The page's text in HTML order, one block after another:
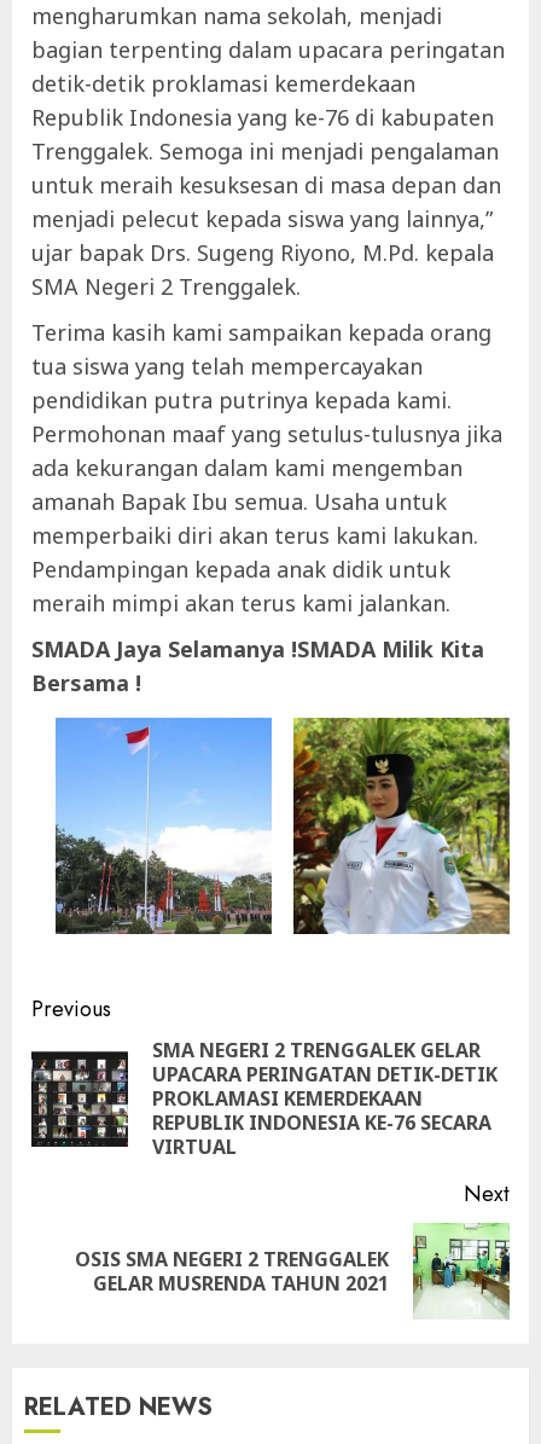
mengharumkan nama sekolah, menjadi
bagian terpenting dalam upacara peringatan
detik-detik proklamasi kemerdekaan
Republik Indonesia yang ke-76 di kabupaten
Trenggalek. Semoga ini menjadi pengalaman
untuk meraih kesuksesan di masa depan dan
menjadi pelecut kepada siswa yang lainnya,”
ujar bapak Drs. Sugeng Riyono, M.Pd. kepala
SMA Negeri 2 Trenggalek.
Terima kasih kami sampaikan kepada orang
tua siswa yang telah mempercayakan
pendidikan putra putrinya kepada kami.
Permohonan maaf yang setulus-tulusnya jika
ada kekurangan dalam kami mengemban
amanah Bapak Ibu semua. Usaha untuk
memperbaiki diri akan terus kami lakukan.
Pendampingan kepada anak didik untuk
meraih mimpi akan terus kami jalankan.
SMADA Jaya Selamanya !SMADA Milik Kita
Bersama !
Continue
Reading
Previous
SMA NEGERI 2 TRENGGALEK GELAR
UPACARA PERINGATAN DETIK-DETIK
PROKLAMASI KEMERDEKAAN
REPUBLIK INDONESIA KE-76 SECARA
VIRTUAL
Next
NextOSIS SMA NEGERI 2 TRENGGALEK
GELAR MUSRENDA TAHUN 2021
RELATED NEWS